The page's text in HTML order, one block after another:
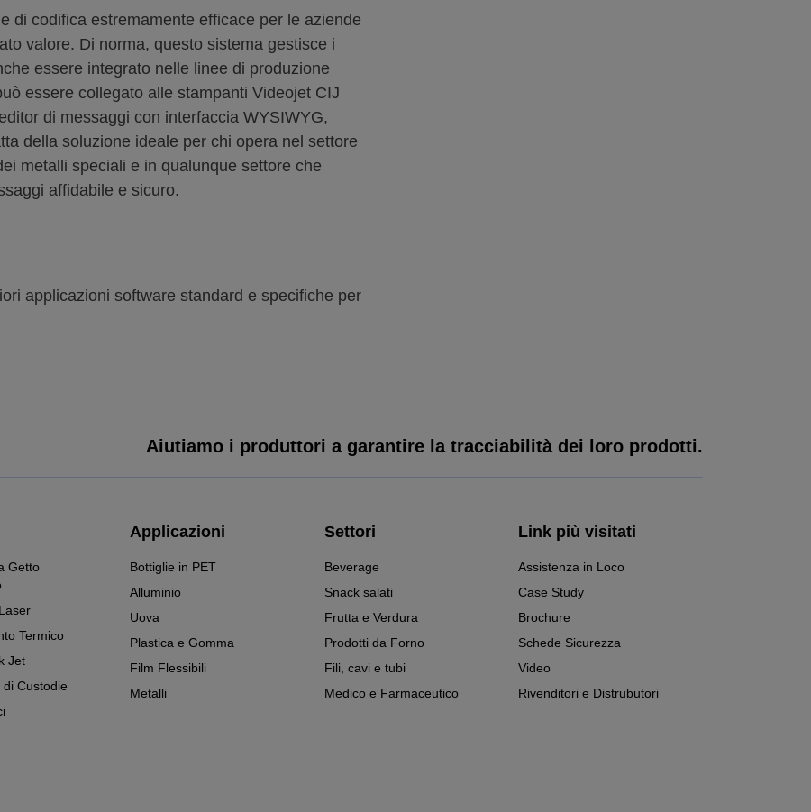
di codifica estremamente efficace per le aziende
valore. Di norma, questo sistema gestisce i
essere integrato nelle linee di produzione
essere collegato alle stampanti Videojet CIJ
di messaggi con interfaccia WYSIWYG,
della soluzione ideale per chi opera nel settore
metalli speciali e in qualunque settore che
affidabile e sicuro.
applicazioni software standard e specifiche per
Aiutiamo i produttori a garantire la tracciabilità dei loro prodotti.
Getto
Termico
Jet
Custodie
Applicazioni
Bottiglie in PET
Alluminio
Uova
Plastica e Gomma
Film Flessibili
Metalli
Settori
Beverage
Snack salati
Frutta e Verdura
Prodotti da Forno
Fili, cavi e tubi
Medico e Farmaceutico
Link più visitati
Assistenza in Loco
Case Study
Brochure
Schede Sicurezza
Video
Rivenditori e Distrubutori